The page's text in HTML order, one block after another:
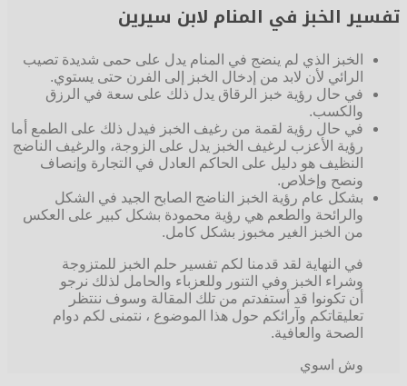
تفسير الخبز في المنام لابن سيرين
الخبز الذي لم ينضج في المنام يدل على حمى شديدة تصيب
الرائي لأن لابد من إدخال الخبز إلى الفرن حتى يستوي.
في حال رؤية خبز الرقاق يدل ذلك على سعة في الرزق
والكسب.
في حال رؤية لقمة من رغيف الخبز فيدل ذلك على الطمع أما
رؤية الأعزب لرغيف الخبز يدل على الزوجة، والرغيف الناضج
النظيف هو دليل على الحاكم العادل في التجارة وإنصاف
ونصح وإخلاص.
بشكل عام رؤية الخبز الناضج الصابح الجيد في الشكل
والرائحة والطعم هي رؤية محمودة بشكل كبير على العكس
من الخبز الغير مخبوز بشكل كامل.
في النهاية لقد قدمنا لكم تفسير حلم الخبز للمتزوجة
وشراء الخبز وفي التنور وللعزباء والحامل لذلك نرجو
أن تكونوا قد أستفدتم من تلك المقالة وسوف ننتظر
تعليقاتكم وآرائكم حول هذا الموضوع ، نتمنى لكم دوام
الصحة والعافية.
وش اسوي